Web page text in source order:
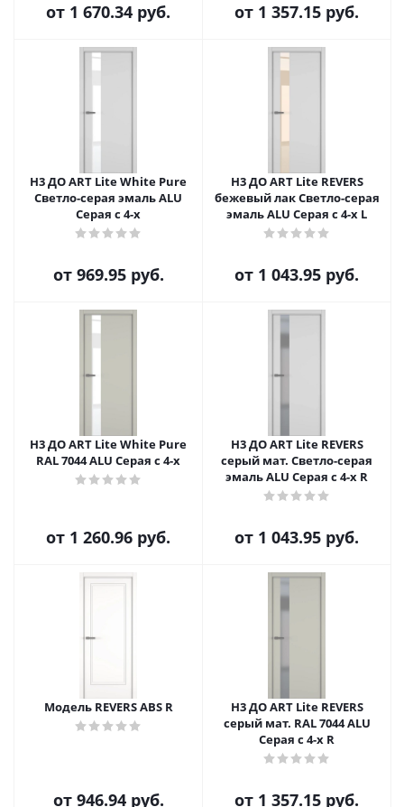
от 1 670.34 руб. от 1 357.15 руб.
H3 ДО ART Lite White Pure
Светло-серая эмаль ALU
Серая с 4-х
от 969.95 руб.
H3 ДО ART Lite REVERS
бежевый лак Светло-серая
эмаль ALU Серая с 4-х L
от 1 043.95 руб.
H3 ДО ART Lite White Pure
RAL 7044 ALU Серая с 4-х
от 1 260.96 руб.
H3 ДО ART Lite REVERS
серый мат. Светло-серая
эмаль ALU Серая с 4-х R
от 1 043.95 руб.
Модель REVERS ABS R
от 946.94 руб.
H3 ДО ART Lite REVERS
серый мат. RAL 7044 ALU
Серая с 4-х R
от 1 357.15 руб.